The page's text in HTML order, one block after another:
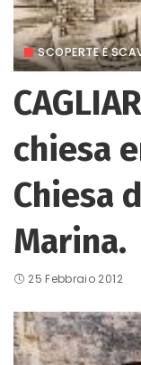
SCOPERTE E
chiesa
Chiesa
Marina.
25 Febbraio 2012